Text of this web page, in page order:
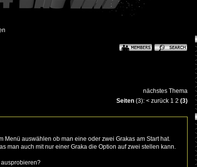
nächstes Thema
Seiten (3): < zurück 1 2 (3)
Menü auswählen ob man eine oder zwei Grakas am Start hat.
man auch mit nur einer Graka die Option auf zwei stellen kann.